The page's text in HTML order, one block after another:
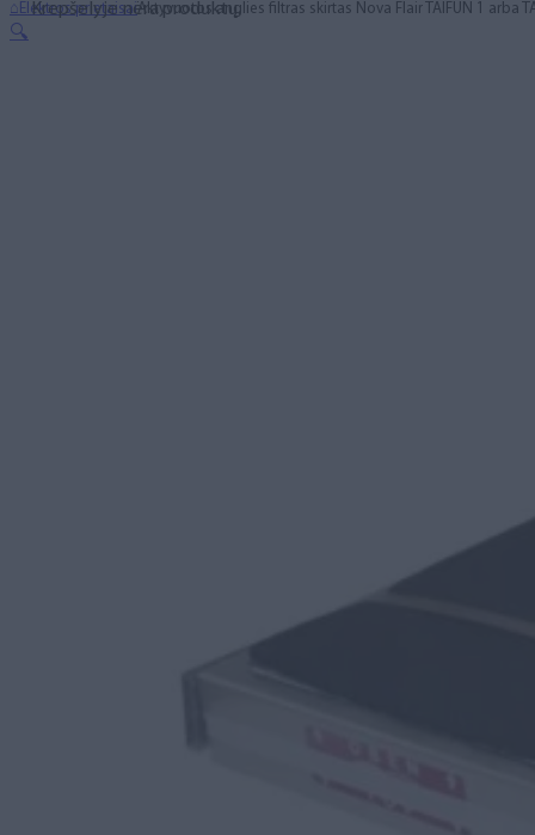
Krepšelyje nėra produktų.
⌂ Elektros prietaisaiAktyvuotos anglies filtras skirtas Nova Flair TAIFUN 1 arba
🔍